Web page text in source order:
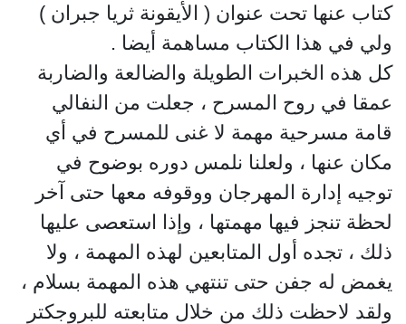
كتاب عنها تحت عنوان ( الأيقونة ثريا جبران )
ولي في هذا الكتاب مساهمة أيضا .
كل هذه الخبرات الطويلة والضالعة والضاربة
عمقا في روح المسرح ، جعلت من النفالي
قامة مسرحية مهمة لا غنى للمسرح في أي
مكان عنها ، ولعلنا نلمس دوره بوضوح في
توجيه إدارة المهرجان ووقوفه معها حتى آخر
لحظة تنجز فيها مهمتها ، وإذا استعصى عليها
ذلك ، تجده أول المتابعين لهذه المهمة ، ولا
يغمض له جفن حتى تنتهي هذه المهمة بسلام ،
ولقد لاحظت ذلك من خلال متابعته للبروجكتر